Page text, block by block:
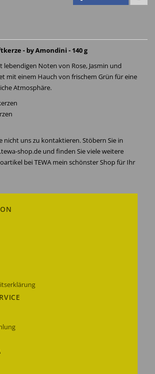
- by Amondini - 140 g
lebendigen Noten von Rose, Jasmin und
mit einem Hauch von frischem Grün für eine
Atmosphäre.
nicht uns zu kontaktieren. Stöbern Sie in
shop.de und finden Sie viele weitere
bei TEWA mein schönster Shop für Ihr